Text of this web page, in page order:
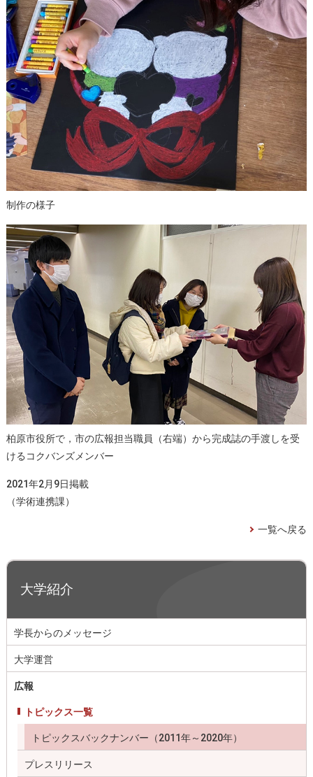
制作の様子
柏原市役所で，市の広報担当職員（右端）から完成誌の手渡しを受
けるコクバンズメンバー
2021年2月9日掲載
（学術連携課）
一覧へ戻る
大学紹介
学長からのメッセージ
大学運営
広報
トピックス一覧
トピックスバックナンバー（2011年～2020年）
プレスリリース